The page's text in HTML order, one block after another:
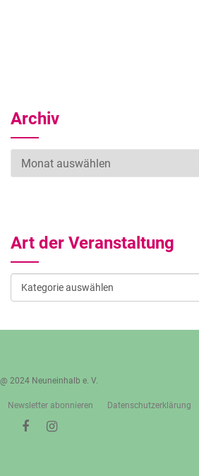
Archiv
Archiv
Art der Veranstaltung
Art
der
Veranstaltung
@ 2024 Neuneinhalb e. V.
Newsletter abonnieren Datenschutzerklärung